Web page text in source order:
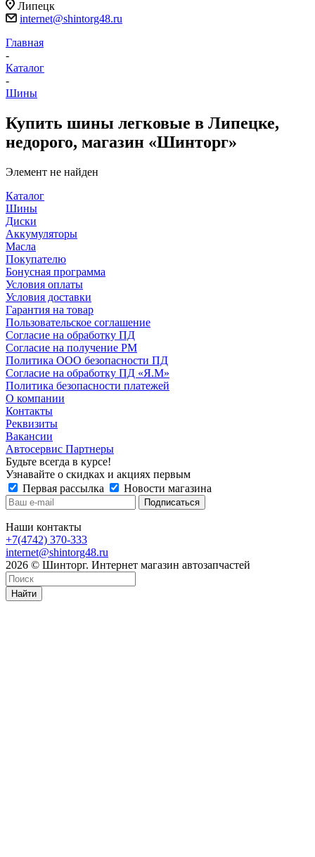
Липецк
internet@shintorg48.ru
Главная
-
Каталог
-
Шины
Купить шины легковые в Липецке,
недорого, магазин «Шинторг»
Элемент не найден
Каталог
Шины
Диски
Аккумуляторы
Масла
Покупателю
Бонусная программа
Условия оплаты
Условия доставки
Гарантия на товар
Пользовательское соглашение
Согласие на обработку ПД
Согласие на получение РМ
Политика ООО безопасности ПД
Согласие на обработку ПД «Я.М»
Политика безопасности платежей
О компании
Контакты
Реквизиты
Вакансии
Автосервис Партнеры
Будьте всегда в курсе!
Узнавайте о скидках и акциях первым
Первая рассылка
Новости магазина
Наши контакты
+7(4742) 370-333
internet@shintorg48.ru
2026 © Шинторг. Интернет магазин автозапчастей
Найти